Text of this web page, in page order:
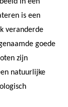
is een
veranderde
goede
zijn
natuurlijke